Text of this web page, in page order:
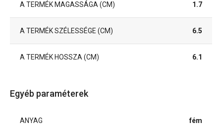
A TERMÉK MAGASSÁGA (CM) 1.7
A TERMÉK SZÉLESSÉGE (CM) 6.5
A TERMÉK HOSSZA (CM) 6.1
Egyéb paraméterek
ANYAG fém